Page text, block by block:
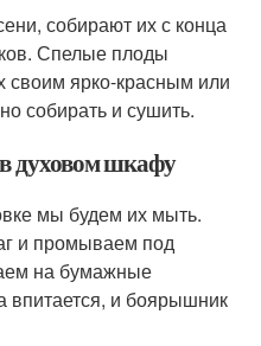
собирают их с конца
Спелые плоды
своим ярко-красным или
собирать и сушить.
духовом шкафу
мы будем их мыть.
и промываем под
на бумажные
впитается, и боярышник